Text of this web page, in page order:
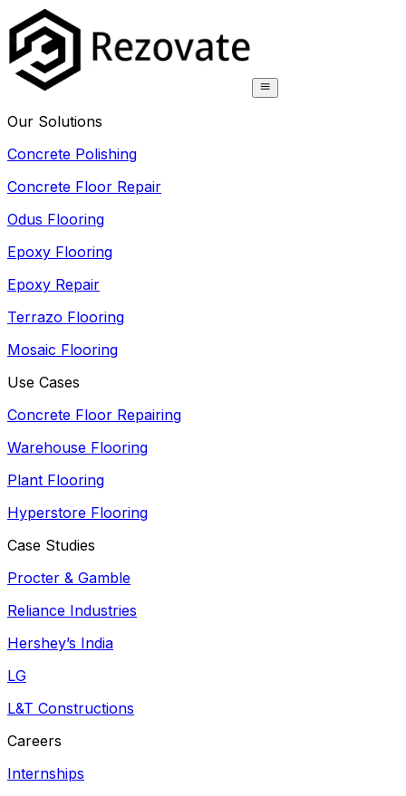
Our Solutions
Concrete Polishing
Concrete Floor Repair
Odus Flooring
Epoxy Flooring
Epoxy Repair
Terrazo Flooring
Mosaic Flooring
Use Cases
Concrete Floor Repairing
Warehouse Flooring
Plant Flooring
Hyperstore Flooring
Case Studies
Procter & Gamble
Reliance Industries
Hershey’s India
LG
L&T Constructions
Careers
Internships